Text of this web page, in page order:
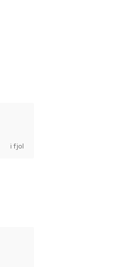
i fjol